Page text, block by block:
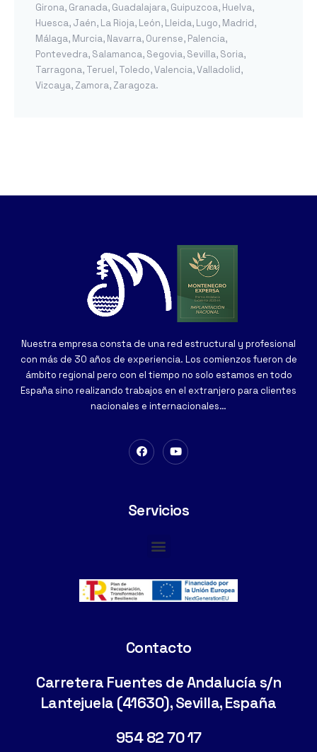
Girona, Granada, Guadalajara, Guipuzcoa, Huelva,
Huesca, Jaén, La Rioja, León, Lleida, Lugo, Madrid,
Málaga, Murcia, Navarra, Ourense, Palencia,
Pontevedra, Salamanca, Segovia, Sevilla, Soria,
Tarragona, Teruel, Toledo,Valencia,Valladolid,
Vizcaya, Zamora, Zaragoza.
Nuestra empresa consta de una red estructural y profesional
con más de 30 años de experiencia. Los comienzos fueron de
ámbito regional pero con el tiempo no solo estamos en todo
España sino realizando trabajos en el extranjero para clientes
nacionales e internacionales…
Servicios
Contacto
Carretera Fuentes de Andalucía s/n
Lantejuela (41630), Sevilla, España
954 82 70 17